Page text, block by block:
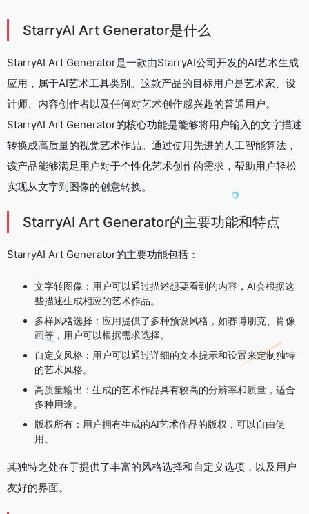
StarryAI Art Generator是什么
StarryAI Art Generator是一款由StarryAI公司开发的AI艺术生成
应用，属于AI艺术工具类别。这款产品的目标用户是艺术家、设
计师、内容创作者以及任何对艺术创作感兴趣的普通用户。
StarryAI Art Generator的核心功能是能够将用户输入的文字描述
转换成高质量的视觉艺术作品。通过使用先进的人工智能算法，
该产品能够满足用户对于个性化艺术创作的需求，帮助用户轻松
实现从文字到图像的创意转换。
StarryAI Art Generator的主要功能和特点
StarryAI Art Generator的主要功能包括：
文字转图像：用户可以通过描述想要看到的内容，AI会根据这
些描述生成相应的艺术作品。
多样风格选择：应用提供了多种预设风格，如赛博朋克、肖像
画等，用户可以根据需求选择。
自定义风格：用户可以通过详细的文本提示和设置来定制独特
的艺术风格。
高质量输出：生成的艺术作品具有较高的分辨率和质量，适合
多种用途。
版权所有：用户拥有生成的AI艺术作品的版权，可以自由使
用。
其独特之处在于提供了丰富的风格选择和自定义选项，以及用户
友好的界面。